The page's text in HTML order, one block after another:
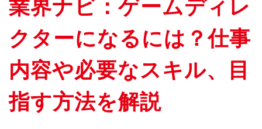
全日・夜間・通信 高等部
大学部 週1コース
代アニ概要
学部・学科紹介
業界ナビ：ゲームディレ
クターになるには？仕事
内容や必要なスキル、目
指す方法を解説